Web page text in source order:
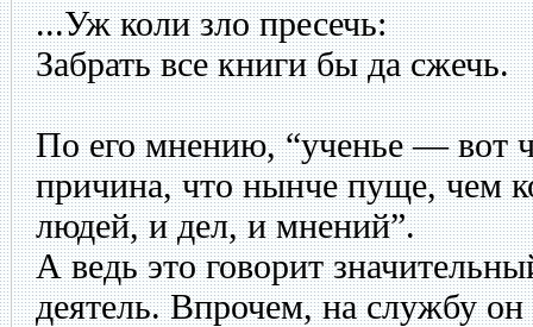
...Уж коли зло пресечь:
Забрать все книги бы да сжечь.
По его мнению, “ученье — вот
причина, что нынче пуще, чем
людей, и дел, и мнений”.
А ведь это говорит
деятель. Впрочем, на службу он